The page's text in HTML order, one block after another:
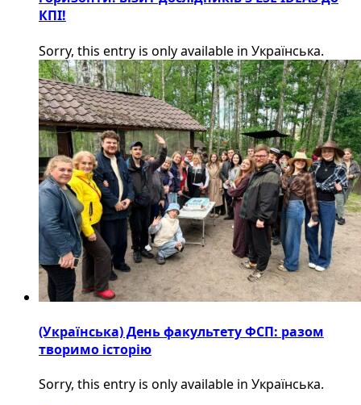
КПІ!
Sorry, this entry is only available in Українська.
(Українська) День факультету ФСП: разом
творимо історію
Sorry, this entry is only available in Українська.